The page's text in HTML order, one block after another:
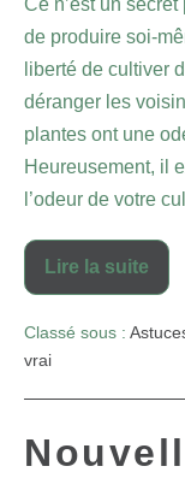
de produire soi-
liberté de cultiver
déranger les
plantes ont une
Heureusement, il
l’odeur de votre
Lire la suite
Classé sous :
vrai